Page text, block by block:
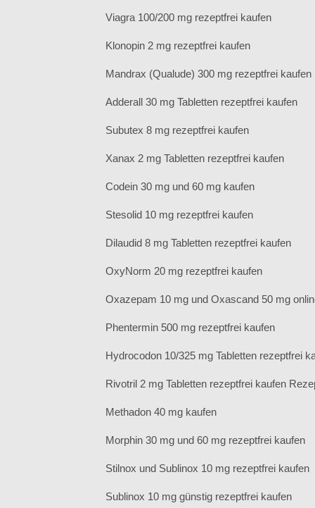
Viagra 100/200 mg rezeptfrei kaufen
Klonopin 2 mg rezeptfrei kaufen
Mandrax (Qualude) 300 mg rezeptfrei kaufen
Adderall 30 mg Tabletten rezeptfrei kaufen
Subutex 8 mg rezeptfrei kaufen
Xanax 2 mg Tabletten rezeptfrei kaufen
Codein 30 mg und 60 mg kaufen
Stesolid 10 mg rezeptfrei kaufen
Dilaudid 8 mg Tabletten rezeptfrei kaufen
OxyNorm 20 mg rezeptfrei kaufen
Oxazepam 10 mg und Oxascand 50 mg
Phentermin 500 mg rezeptfrei kaufen
Hydrocodon 10/325 mg Tabletten rezeptfrei
Rivotril 2 mg Tabletten rezeptfrei kaufen
Methadon 40 mg kaufen
Morphin 30 mg und 60 mg rezeptfrei kaufen
Stilnox und Sublinox 10 mg rezeptfrei kaufen
Sublinox 10 mg günstig rezeptfrei kaufen